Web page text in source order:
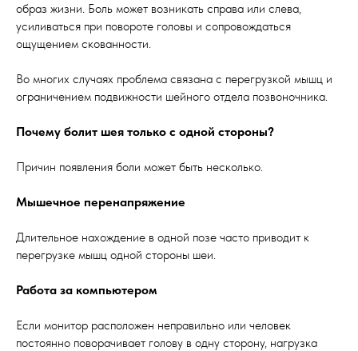
образ жизни. Боль может возникать справа или слева,
усиливаться при повороте головы и сопровождаться
ощущением скованности.
Во многих случаях проблема связана с перегрузкой мышц и
ограничением подвижности шейного отдела позвоночника.
Почему болит шея только с одной стороны?
Причин появления боли может быть несколько.
Мышечное перенапряжение
Длительное нахождение в одной позе часто приводит к
перегрузке мышц одной стороны шеи.
Работа за компьютером
Если монитор расположен неправильно или человек
постоянно поворачивает голову в одну сторону, нагрузка